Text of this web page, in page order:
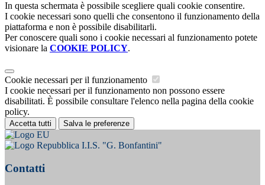
In questa schermata è possibile scegliere quali cookie consentire.
I cookie necessari sono quelli che consentono il funzionamento della
piattaforma e non è possibile disabilitarli.
Per conoscere quali sono i cookie necessari al funzionamento potete
visionare la COOKIE POLICY.
Cookie necessari per il funzionamento
I cookie necessari per il funzionamento non possono essere
disabilitati. È possibile consultare l'elenco nella pagina della cookie
policy.
Accetta tutti Salva le preferenze
I.I.S. "G. Bonfantini"
Contatti